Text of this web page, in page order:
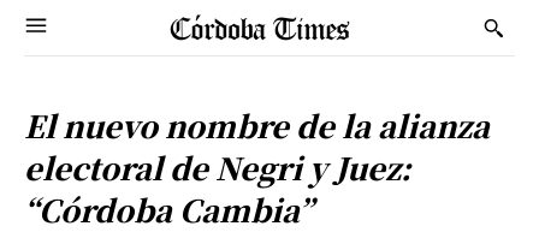
El nuevo nombre de la alianza
electoral de Negri y Juez:
“Córdoba Cambia”